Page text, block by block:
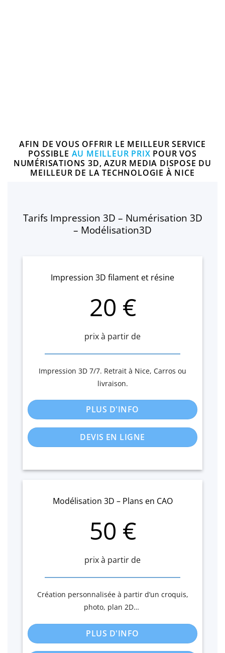
AFIN DE VOUS OFFRIR LE MEILLEUR SERVICE
POSSIBLE AU MEILLEUR PRIX POUR VOS
NUMÉRISATIONS 3D, AZUR MEDIA DISPOSE DU
MEILLEUR DE LA TECHNOLOGIE À NICE
Tarifs Impression 3D – Numérisation 3D
– Modélisation3D
Impression 3D filament et résine
20 €
prix à partir de
Impression 3D 7/7. Retrait à Nice, Carros ou
livraison.
PLUS D'INFO
DEVIS EN LIGNE
Modélisation 3D – Plans en CAO
50 €
prix à partir de
Création personnalisée à partir d’un croquis,
photo, plan 2D…
PLUS D'INFO